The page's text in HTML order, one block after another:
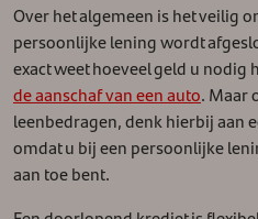
Over het algemeen is het veilig
persoonlijke lening wordt
exact weet hoeveel geld u
de aanschaf van een auto. Maar
leenbedragen, denk hierbij aan
omdat u bij een persoonlijke
aan toe bent.